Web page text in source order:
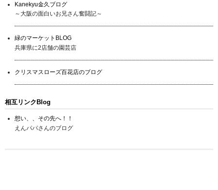
Kanekyu金久ブログ
～大阪の面白いお兄さん奮闘記～
緑のマーケットBLOG
兵庫県に2店舗の園芸店
クリスマスローズ百花店のブログ
相互リンクBlog
想い、、その先へ！！
えんパパさんのブログ